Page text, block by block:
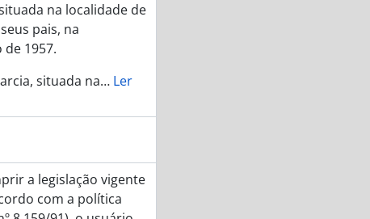
na localidade de
pais, na
1957.
situada na… Ler
a legislação vigente
com a política